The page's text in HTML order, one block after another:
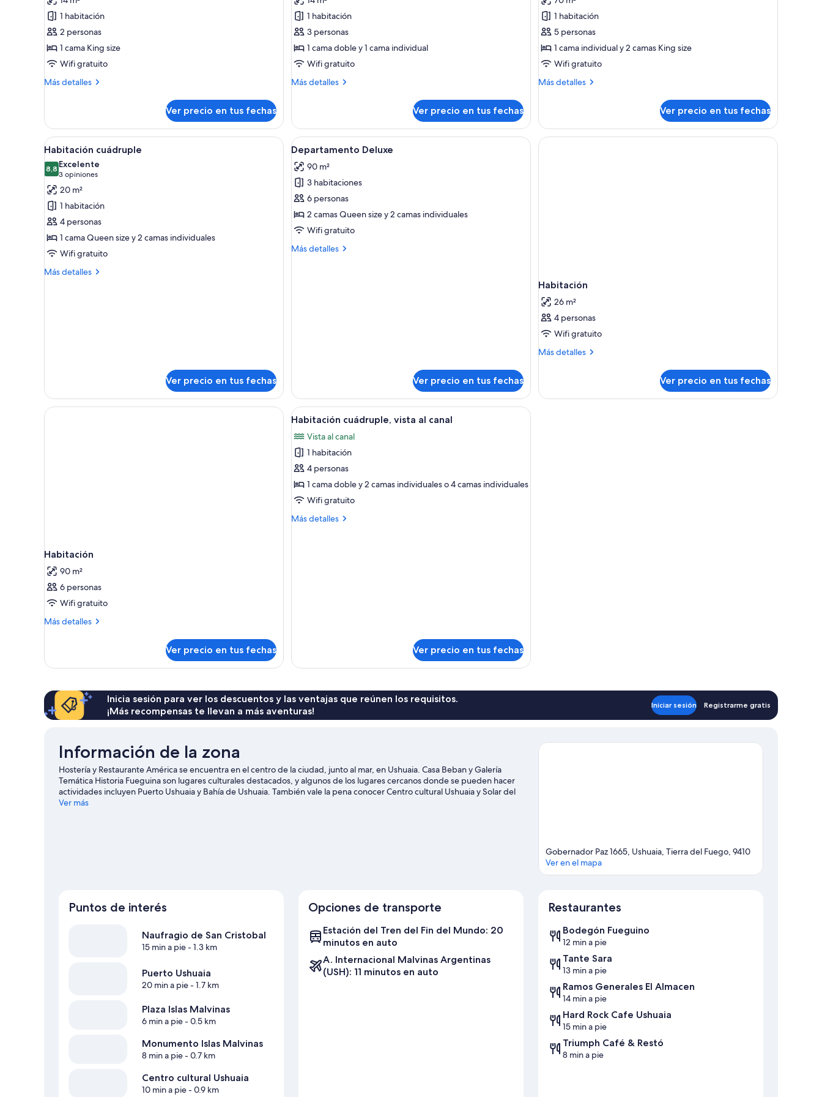
Habitación
doble
estándar,
vista
al
canal
1 habitación
2 personas
1 cama King size
Wifi gratuito
Más detalles
Más
doble
estándar,
vista
canal
Ver precio en tus fechas
Habitación
triple,
vista
al
canal
1 habitación
3 personas
1 cama doble y 1 cama individual
Wifi gratuito
Más detalles
Más
triple,
vista
al
canal
Ver precio en tus fechas
Penthouse
familiar,
Varias
camas,
vista
al
1 habitación
5 personas
1 cama individual y 2 camas King size
Wifi gratuito
Más detalles
Más
familiar,
Varias
camas,
Ver precio en tus fechas
Ver
todas
las
fotos
de
Habitación
cuádruple
Una habitación de hotel con cama, escritorio, televisor y armario.
6
Habitación cuádruple
8,88,8 de 10
Excelente
3 opiniones
(3
opiniones)
20 m²
1 habitación
4 personas
1 cama Queen size y 2 camas individuales
Wifi gratuito
Más detalles
Más
Ver precio en tus fechas
Ver
todas
las
fotos
de
Departamento
Deluxe
Una sala moderna con sofá, comedor, cocina y un ventanal grande.
10
Departamento Deluxe
90 m²
3 habitaciones
6 personas
2 camas Queen size y 2 camas individuales
Wifi gratuito
Más detalles
Más
Ver precio en tus fechas
Habitación
26 m²
4 personas
Wifi gratuito
Más detalles
Más
Ver precio en tus fechas
Habitación
90 m²
6 personas
Wifi gratuito
Más detalles
Más
Ver precio en tus fechas
Ver
todas
las
fotos
de
Habitación
cuádruple,
al
Una habitación de hotel con dos camas, una ventana con cortinas, un radiador y un cuadro en la pared.
5
Habitación cuádruple, vista al canal
Vista al canal
1 habitación
4 personas
1 cama doble y 2 camas individuales o 4 camas individuales
Wifi gratuito
Más detalles
Más
Ver precio en tus fechas
Inicia sesión para ver los descuentos y las ventajas que reúnen los requisitos.
¡Más recompensas te llevan a más aventuras!
Iniciar sesión Registrarme gratis
Información de la zona
Hostería y Restaurante América se encuentra en el centro de la ciudad, junto al mar, en Ushuaia. Casa Beban y Galería
Temática Historia Fueguina son lugares culturales destacados, y algunos de los lugares cercanos donde se pueden hacer
actividades incluyen Puerto Ushuaia y Bahía de Ushuaia. También vale la pena conocer Centro cultural Ushuaia y Solar del
Bosque. Encontrarás muchas opciones para conocer la zona con actividades como snowboard.
Ver más
Gobernador Paz 1665, Ushuaia, Tierra del Fuego, 9410
Ver en el mapa
Puntos de interés
Naufragio de San Cristobal
15 min a pie- 1.3 km
Puerto Ushuaia
20 min a pie- 1.7 km
Plaza Islas Malvinas
6 min a pie- 0.5 km
Monumento Islas Malvinas
8 min a pie- 0.7 km
Centro cultural Ushuaia
10 min a pie- 0.9 km
Opciones de transporte
Estación del Tren del Fin del Mundo: 20
minutos en auto
A. Internacional Malvinas Argentinas
(USH): 11 minutos en auto
Restaurantes
Bodegón Fueguino
12 min a pie
Tante Sara
13 min a pie
Ramos Generales El Almacen
14 min a pie
Hard Rock Cafe Ushuaia
15 min a pie
Triumph Café & Restó
8 min a pie